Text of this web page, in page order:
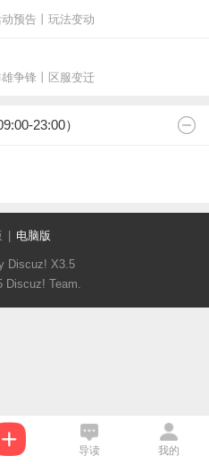
预告丨玩法变动
争锋丨区服变迁
23:00）
电脑版
Discuz! X3.5
Discuz! Team.
导读 我的